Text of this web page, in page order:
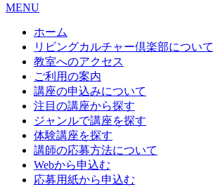
MENU
ホーム
リビングカルチャー倶楽部について
教室へのアクセス
ご利用の案内
講座の申込みについて
注目の講座から探す
ジャンルで講座を探す
体験講座を探す
講師の応募方法について
Webから申込む
応募用紙から申込む